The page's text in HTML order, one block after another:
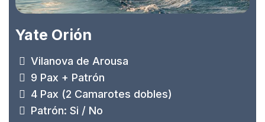
Yate Orión
Vilanova de Arousa
9 Pax + Patrón
4 Pax (2 Camarotes dobles)
Patrón: Si / No